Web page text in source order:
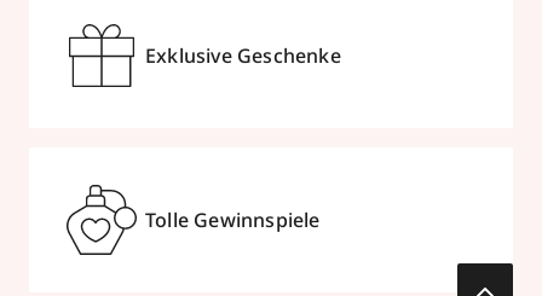
Exklusive Geschenke
Tolle Gewinnspiele